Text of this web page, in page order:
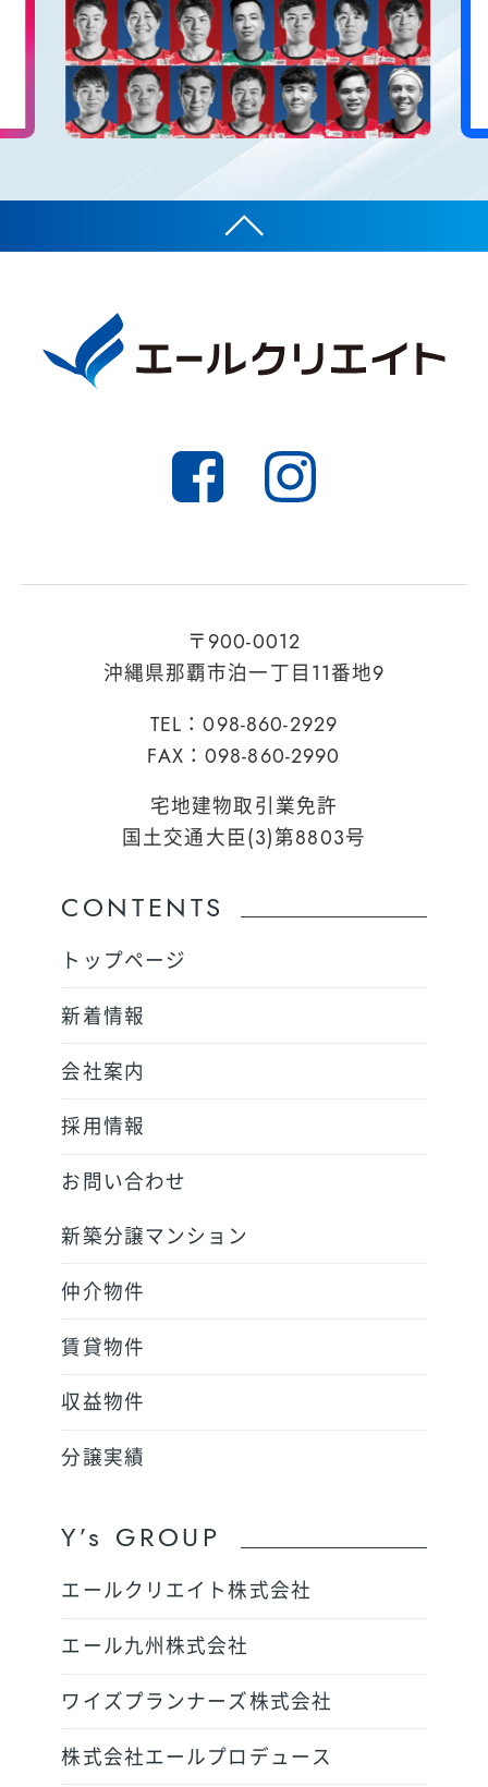
〒900-0012
沖縄県那覇市泊一丁目11番地9
TEL：098-860-2929
FAX：098-860-2990
宅地建物取引業免許
国土交通大臣(3)第8803号
CONTENTS
トップページ
新着情報
会社案内
採用情報
お問い合わせ
新築分譲マンション
仲介物件
賃貸物件
収益物件
分譲実績
Y’s GROUP
エールクリエイト株式会社
エール九州株式会社
ワイズプランナーズ株式会社
株式会社エールプロデュース